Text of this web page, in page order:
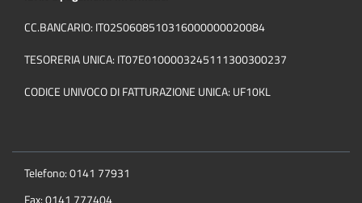
CC.BANCARIO: IT02S0608510316000000020084
TESORERIA UNICA: IT07E0100003245111300300237
CODICE UNIVOCO DI FATTURAZIONE UNICA: UF10KL
Telefono: 0141 77931
Fax: 0141 777404